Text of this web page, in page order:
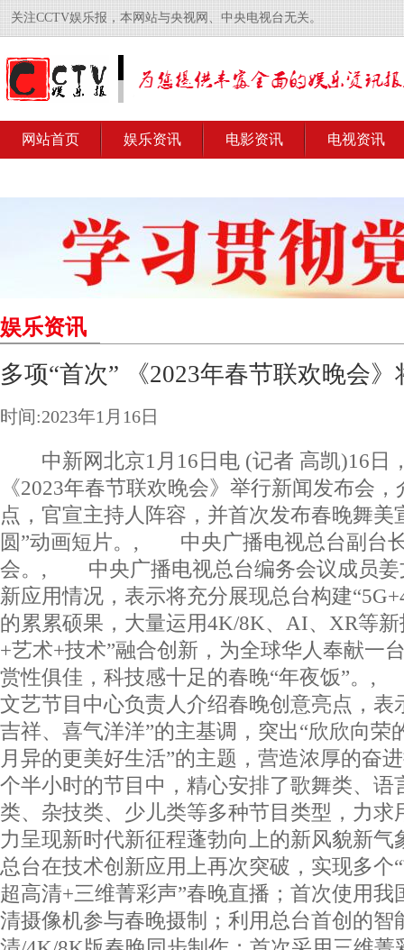
关注CCTV娱乐报，本网站与央视网、中央电视台无关。
网站首页 娱乐资讯 电影资讯 电视资讯
娱乐资讯
多项“首次” 《2023年春节联欢晚会
时间:2023年1月16日
中新网北京1月16日电 (记者 高凯)16日
《2023年春节联欢晚会》举行新闻发布会
点，官宣主持人阵容，并首次发布春晚舞美
圆”动画短片。, 中央广播电视总台副台
会。, 中央广播电视总台编务会议成员姜
新应用情况，表示将充分展现总台构建
的累累硕果，大量运用4K/8K、AI、XR等
+艺术+技术”融合创新，为全球华人奉献一
赏性俱佳，科技感十足的春晚“年夜饭”
文艺节目中心负责人介绍春晚创意亮点，表
吉祥、喜气洋洋”的主基调，突出“欣欣向荣
月异的更美好生活”的主题，营造浓厚的奋
个半小时的节目中，精心安排了歌舞类、语
类、杂技类、少儿类等多种节目类型，力求
力呈现新时代新征程蓬勃向上的新风貌
总台在技术创新应用上再次突破，实现多个
超高清+三维菁彩声”春晚直播；首次使用
清摄像机参与春晚摄制；利用总台首创的智